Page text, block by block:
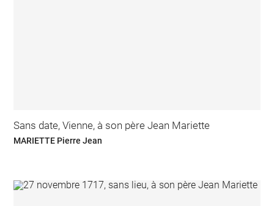
Sans date, Vienne, à son père Jean Mariette
MARIETTE Pierre Jean